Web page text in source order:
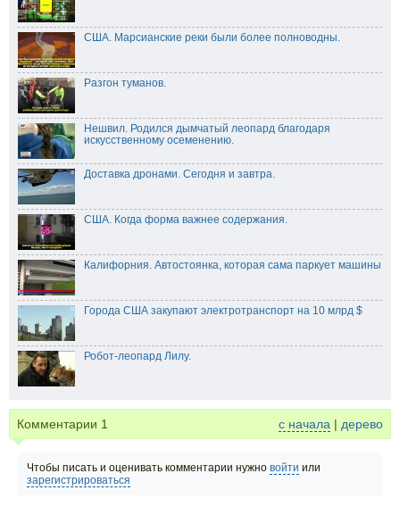
США. Марсианские реки были более полноводны.
Разгон туманов.
Нешвил. Родился дымчатый леопард благодаря
искусственному осеменению.
Доставка дронами. Сегодня и завтра.
США. Когда форма важнее содержания.
Калифорния. Автостоянка, которая сама паркует машины
Города США закупают электротранспорт на 10 млрд $
Робот-леопард Лилу.
Комментарии 1 с начала | дерево
Чтобы писать и оценивать комментарии нужно войти или
зарегистрироваться